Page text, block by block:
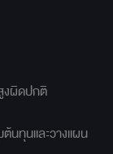
งผิดปกติ
นทุนและวางแผน